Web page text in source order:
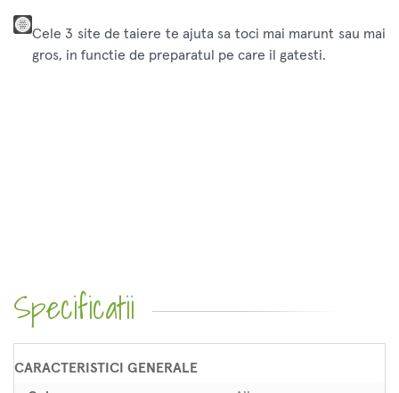
Cele 3 site de taiere te ajuta sa toci mai marunt sau mai
gros, in functie de preparatul pe care il gatesti.
Specificatii
CARACTERISTICI GENERALE